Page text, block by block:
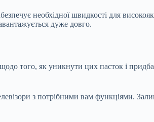
необхідної швидкості для
дуже довго.
того, як уникнути цих пасток і
з потрібними вам функціями.